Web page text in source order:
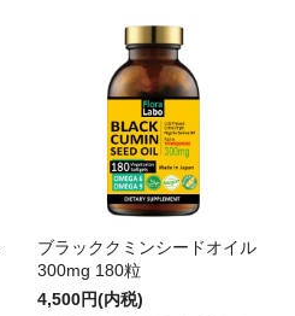
ブラッククミンシードオイル
300mg 180粒
4,500円(内税)